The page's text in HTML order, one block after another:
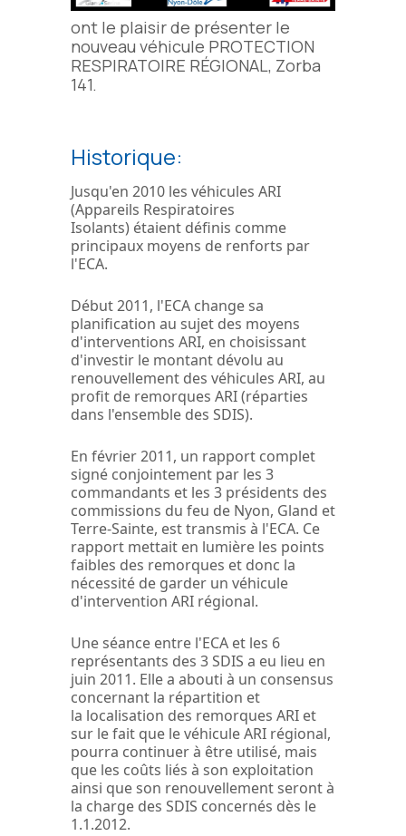
ont le plaisir de présenter le
nouveau véhicule PROTECTION
RESPIRATOIRE RÉGIONAL, Zorba
141.
Historique:
Jusqu'en 2010 les véhicules ARI
(Appareils Respiratoires
Isolants) étaient définis comme
principaux moyens de renforts par
l'ECA.
Début 2011, l'ECA change sa
planification au sujet des moyens
d'interventions ARI, en choisissant
d'investir le montant dévolu au
renouvellement des véhicules ARI, au
profit de remorques ARI (réparties
dans l'ensemble des SDIS).
En février 2011, un rapport complet
signé conjointement par les 3
commandants et les 3 présidents des
commissions du feu de Nyon, Gland et
Terre-Sainte, est transmis à l'ECA. Ce
rapport mettait en lumière les points
faibles des remorques et donc la
nécessité de garder un véhicule
d'intervention ARI régional.
Une séance entre l'ECA et les 6
représentants des 3 SDIS a eu lieu en
juin 2011. Elle a abouti à un consensus
concernant la répartition et
la localisation des remorques ARI et
sur le fait que le véhicule ARI régional,
pourra continuer à être utilisé, mais
que les coûts liés à son exploitation
ainsi que son renouvellement seront à
la charge des SDIS concernés dès le
1.1.2012.